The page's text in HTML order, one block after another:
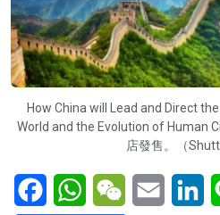
How China will Lead and Direct
World and the Evolution of Human
店發售。（
FacebookWhatsAppWeChatEmail